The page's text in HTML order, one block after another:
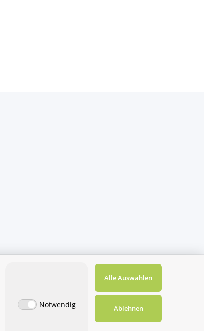
Notwendig
Alle Auswählen
Ablehnen